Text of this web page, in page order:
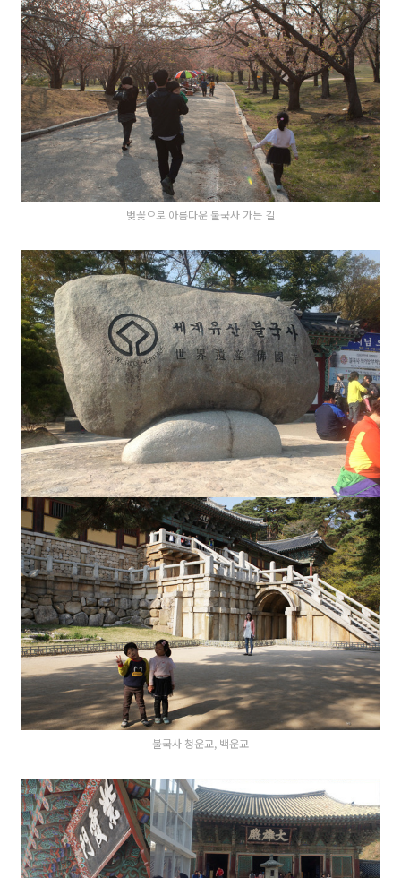
벚꽃으로 아름다운 불국사 가는 길
불국사 청운교, 백운교